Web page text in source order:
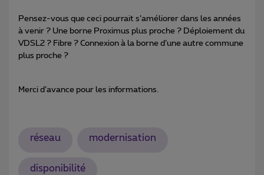
Pensez-vous que ceci pourrait s’améliorer dans les années
à venir ? Une borne Proximus plus proche ? Déploiement du
VDSL2 ? Fibre ? Connexion à la borne d’une autre commune
plus proche ?
Merci d’avance pour les informations.
réseau modernisation
disponibilité